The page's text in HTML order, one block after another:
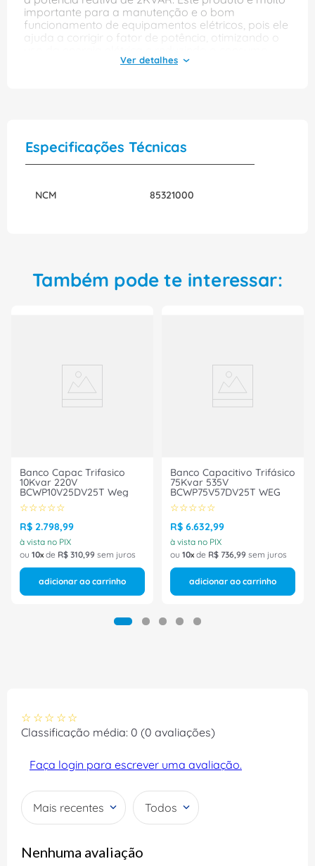
importante para a manutenção e o bom
funcionamento de equipamentos elétricos, pois ele
ajuda a corrigir o fator de potência, otimizando o
desnecessário de energia. A utilização consciente e
também é muito fácil de instalar e compatível com
diversos equipamentos. Além disso, este modelo
conta com dispositivo de segurança integrado,
o uso. A marca SIEMENS é reconhecida
mundialmente por sua qualidade e confiabilidade,
Garanta qualidade, segurança e eficiência com
este produto excepcional. Aproveite agora!
Especificações Técnicas
NCM 85321000
Também pode te interessar:
Banco Capac Trifasico
10Kvar 220V
BCWP10V25DV25T Weg
☆☆☆☆☆
R$ 2.798,99
à vista no PIX
ou 10 de R$ 310,99 sem juros
adicionar ao carrinho
Banco Capacitivo Trifásico
75Kvar 535V
BCWP75V57DV25T WEG
☆☆☆☆☆
R$ 6.632,99
à vista no PIX
ou 10 de R$ 736,99 sem juros
adicionar ao carrinho
☆ ☆ ☆ ☆ ☆
Classificação média: 0 (0 avaliações)
Faça login para escrever uma avaliação.
Mais recentes Todos
Nenhuma avaliação